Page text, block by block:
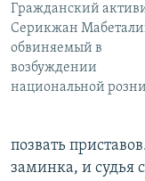
Гражданский
Серикжан
обвиняемый в
возбуждении
национальной
позвать
заминка, и судья